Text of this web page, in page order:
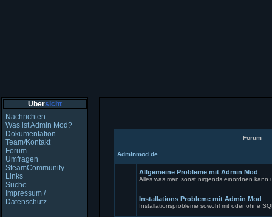
Übersicht
Nachrichten
Was ist Admin Mod?
Dokumentation
Team/Kontakt
Forum
Umfragen
SteamCommunity
Links
Suche
Impressum /
Datenschutz
Forum
Adminmod.de
Beiträge
Allgemeine Probleme mit Admin Mod
Alles was man sonst nirgends einordnen kann
Installations Probleme mit Admin Mod
Installationsprobleme sowohl mit oder ohne